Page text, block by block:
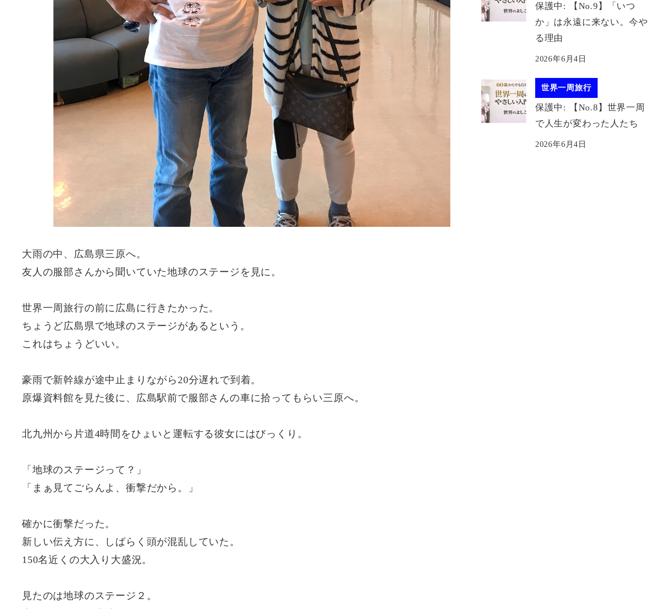
大雨の中、広島県三原へ。
友人の服部さんから聞いていた地球のステージを見に。
世界一周旅行の前に広島に行きたかった。
ちょうど広島県で地球のステージがあるという。
これはちょうどいい。
豪雨で新幹線が途中止まりながら20分遅れで到着。
原爆資料館を見た後に、広島駅前で服部さんの車に拾ってもらい三原へ。
北九州から片道4時間をひょいと運転する彼女にはびっくり。
「地球のステージって？」
「まぁ見てごらんよ、衝撃だから。」
確かに衝撃だった。
新しい伝え方に、しばらく頭が混乱していた。
150名近くの大入り大盛況。
見たのは地球のステージ２。
保護中: 【No.9】「いつ
か」は永遠に来ない。今や
る理由
2026年6月4日
世界一周旅行
保護中: 【No.8】世界一周
で人生が変わった人たち
2026年6月4日